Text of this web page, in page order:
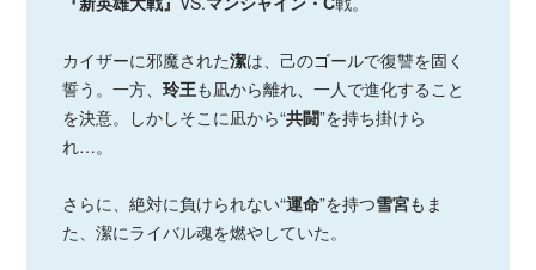
カイザーに邪魔された潔は、己のゴールで復讐を固く
誓う。一方、玲王も凪から離れ、一人で進化すること
を決意。しかしそこに凪から“共闘”を持ち掛けら
れ…。
さらに、絶対に負けられない“運命”を持つ雪宮もま
た、潔にライバル魂を燃やしていた。